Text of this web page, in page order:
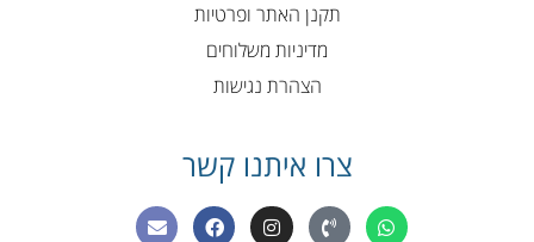
תקנן האתר ופרטיות
מדיניות משלוחים
הצהרת נגישות
צרו איתנו קשר
W
h
P
h
I
n
F
a
E
n